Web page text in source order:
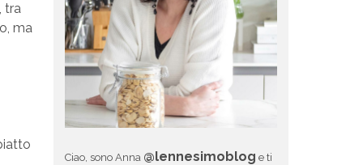
tra
ma
Ciao, sono Anna @lennesimoblog e ti